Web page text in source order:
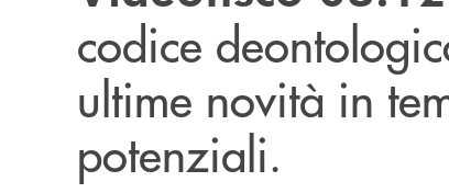
codice
ultime novità in
potenziali.